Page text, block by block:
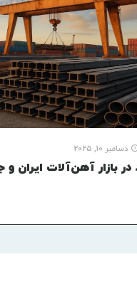
دسامبر 10, 2025
بازار آهن‌آلات ایران و